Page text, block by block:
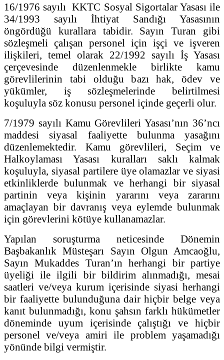
16/1976 sayılı KKTC Sosyal Sigortalar Yasası ile
34/1993 sayılı İhtiyat Sandığı Yasasının
öngördüğü kurallara tabidir. Sayın Turan gibi
sözleşmeli çalışan personel için işçi ve işveren
ilişkileri, temel olarak 22/1992 sayılı İş Yasası
çerçevesinde düzenlenmekle birlikte kamu
görevlilerinin tabi olduğu bazı hak, ödev ve
yükümler, iş sözleşmelerinde belirtilmesi
koşuluyla söz konusu personel içinde geçerli olur.
7/1979 sayılı Kamu Görevlileri Yasası’nın 36’ncı
maddesi siyasal faaliyette bulunma yasağını
düzenlemektedir. Kamu görevlileri, Seçim ve
Halkoylaması Yasası kuralları saklı kalmak
koşuluyla, siyasal partilere üye olamazlar ve siyasi
etkinliklerde bulunmak ve herhangi bir siyasal
partinin veya kişinin yararını veya zararını
amaçlayan bir davranış veya eylemde bulunmak
için görevlerini kötüye kullanamazlar.
Yapılan soruşturma neticesinde Dönemin
Başbakanlık Müsteşarı Sayın Olgun Amcaoğlu,
Sayın Mukaddes Turan’ın herhangi bir partiye
üyeliği ile ilgili bir bildirim alınmadığı, mesai
saatleri ve/veya kurum içerisinde siyasi herhangi
bir faaliyette bulunduğuna dair hiçbir belge veya
kanıt bulunmadığı, konu şahsın farklı hükümetler
döneminde uyum içerisinde çalıştığı ve hiçbir
personel ve/veya amiri ile problem yaşamadığı
yönünde bilgi vermiştir.